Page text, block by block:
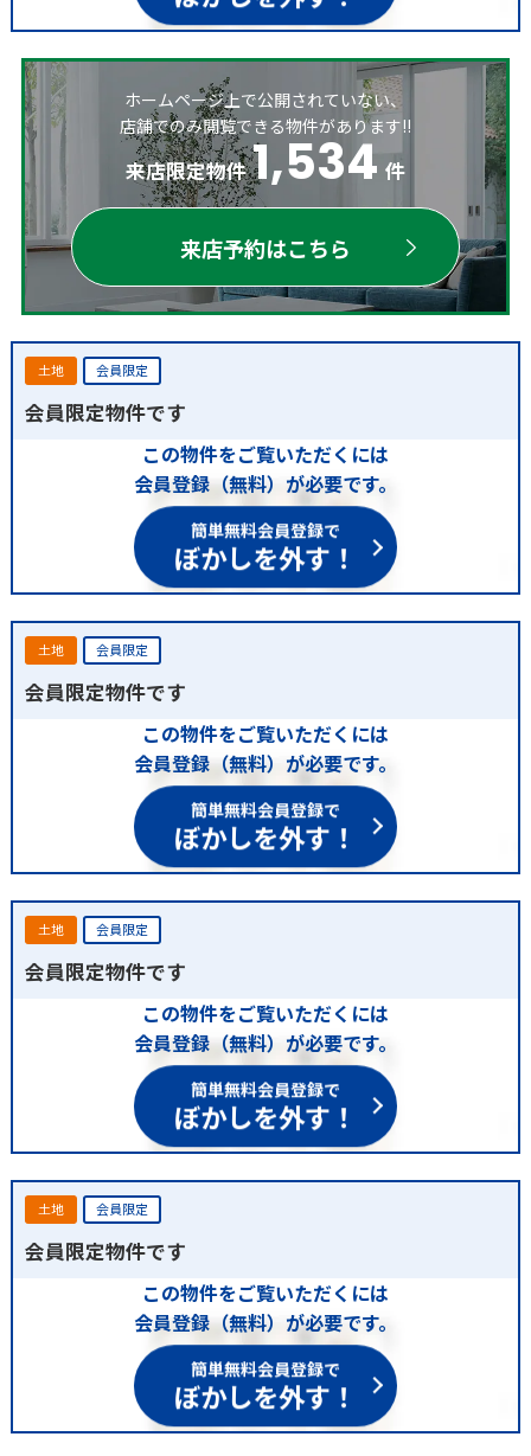
ホームページ上で公開されていない、
店舗でのみ閲覧できる物件があります!!
来店限定物件 1,534 件
来店予約はこちら
土地 会員限定
会員限定物件です
この物件をご覧いただくには
会員登録（無料）が必要です。
簡単無料会員登録で
ぼかしを外す！
土地 会員限定
会員限定物件です
この物件をご覧いただくには
会員登録（無料）が必要です。
簡単無料会員登録で
ぼかしを外す！
土地 会員限定
会員限定物件です
この物件をご覧いただくには
会員登録（無料）が必要です。
簡単無料会員登録で
ぼかしを外す！
土地 会員限定
会員限定物件です
この物件をご覧いただくには
会員登録（無料）が必要です。
簡単無料会員登録で
ぼかしを外す！